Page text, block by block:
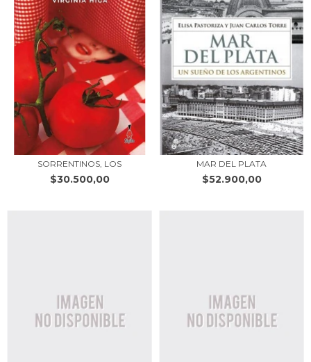
SORRENTINOS, LOS
$30.500,00
MAR DEL PLATA
$52.900,00